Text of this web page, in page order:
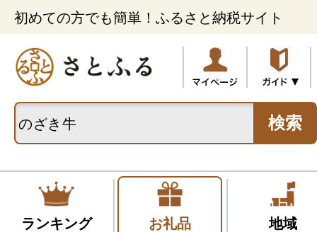
初めての方でも簡単！ふるさと納税サイト
検索
ランキング お礼品 地域